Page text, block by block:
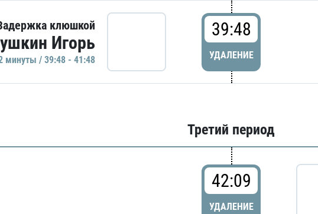
клюшкой
Игорь
минуты / 39:48 - 41:48
39:48
УДАЛЕНИЕ
Третий период
42:09
УДАЛЕНИЕ